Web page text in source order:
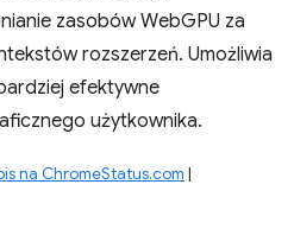
zasobów WebGPU za
rozszerzeń. Umożliwia
efektywne
użytkownika.
na ChromeStatus.com |